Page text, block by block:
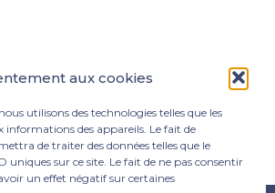
aux cookies
utilisons des technologies telles que les
informations des appareils. Le fait de
de traiter des données telles que le
sur ce site. Le fait de ne pas consentir
un effet négatif sur certaines